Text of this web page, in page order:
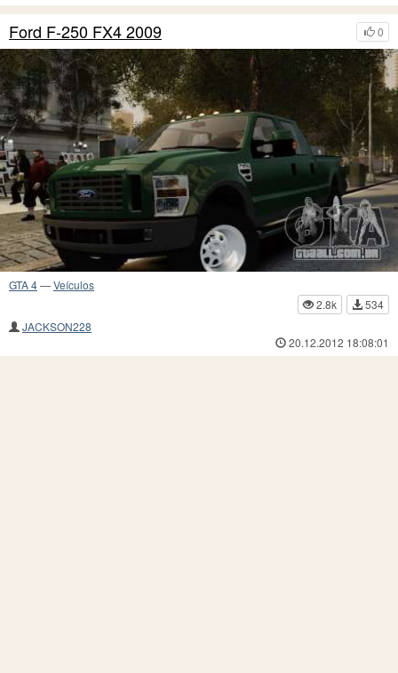
0
Ford F-250 FX4 2009
GTA 4—Veículos
2.8k
534
JACKSON228
20.12.2012 18:08:01